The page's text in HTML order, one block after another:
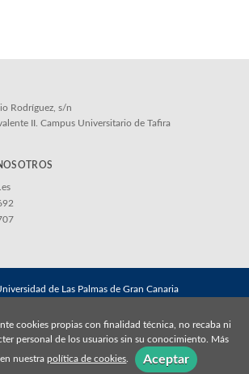
Rodríguez, s/n
II. Campus Universitario de Tafira
de Las Palmas de Gran Canaria
cookies propias con finalidad técnica, no recaba ni
personal de los usuarios sin su conocimiento. Más
nuestrapolítica de cookies Aceptar